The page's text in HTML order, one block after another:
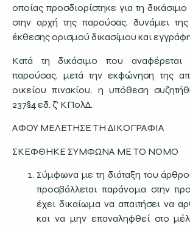
οποίας προσδιορίστηκε για τη
στην αρχή της παρούσας, δυνάμει
έκθεσης ορισμού δικασίμου και
Κατά τη δικάσιμο που αναφέρεται
παρούσας, μετά την εκφώνηση της
οικείου πινακίου, η υπόθεση
237§4 εδ. ζ’ ΚΠολΔ.
ΑΦΟΥ ΜΕΛΕΤΗΣΕ ΤΗ ΔΙΚΟΓΡΑΦΙΑ
ΣΚΕΦΘΗΚΕ ΣΥΜΦΩΝΑ ΜΕ ΤΟ ΝΟΜΟ
Σύμφωνα με τη διάταξη του
προσβάλλεται παράνομα στην
έχει δικαίωμα να απαιτήσει να
και να μην επαναληφθεί στο